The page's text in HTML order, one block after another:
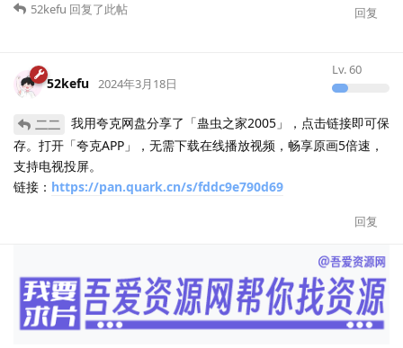
回复
52kefu 回复了此帖
52kefu
Lv.60
2024年3月18日
二二
我用夸克网盘分享了「蛊虫之家2005」，点击链接即可保
存。打开「夸克APP」，无需下载在线播放视频，畅享原画5倍速，
支持电视投屏。
链接： https://pan.quark.cn/s/fddc9e790d69
回复